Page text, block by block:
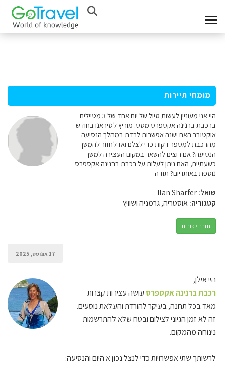
מומחי תיירות
היי אני מעוניין לעשות טיול של יום אחד של 3 מטיילים
ברכבת ברנינה אקספרס מסט. מוריץ לטיראנו בחודש
אוקטובר האם ישנה אפשרות לרדת במהלך הנסיעה
מהרכבת למספר דקות כדי לצלם ואז לחזור להמשך
הנסיעה? אם רוצים להשאר במקום העצירה למשך
כשעתיים, האם ניתן לעלות על רכבת ברנינה אקספרס
נוספת באותו יום? תודה
שואל:
קטגוריה:אוסטריה, גרמניה ושוויץ
חזרה לפורום
17 אוגוסט, 2025
היי אילן,
רכבת ברנינה אקספרס עושה עצירות קצרות
מאד בכל תחנה, בעיקר להורדת והעלאת נוסעים.
זה לא זמן הגיוני לצילום ובטח שלא להתרשמות
נינוחה מהמקום.
לרשותך שתי אפשרויות כדי לנצל נכון א היום והנסיעה: